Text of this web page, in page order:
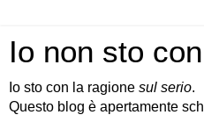
Io non sto
Io sto con la ragione sul serio.
Questo blog è apertamente